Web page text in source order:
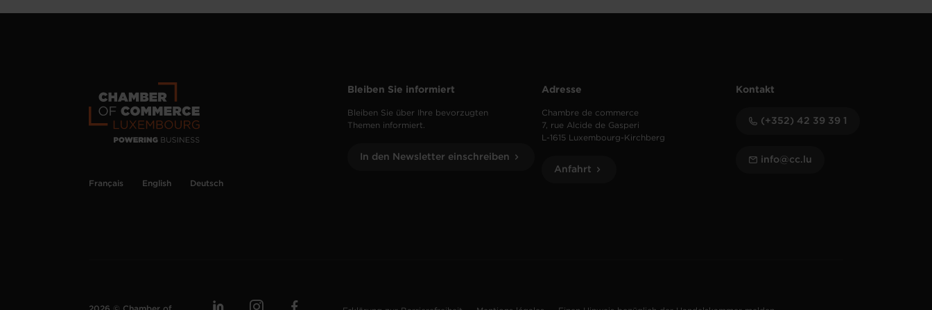
Français English Deutsch
Bleiben Sie informiert
Bleiben Sie über Ihre bevorzugten
Themen informiert.
In den Newsletter einschreiben
Adresse
Chambre de commerce
7, rue Alcide de Gasperi
L-1615 Luxembourg-Kirchberg
Anfahrt
Kontakt
(+352) 42 39 39 1
info@cc.lu